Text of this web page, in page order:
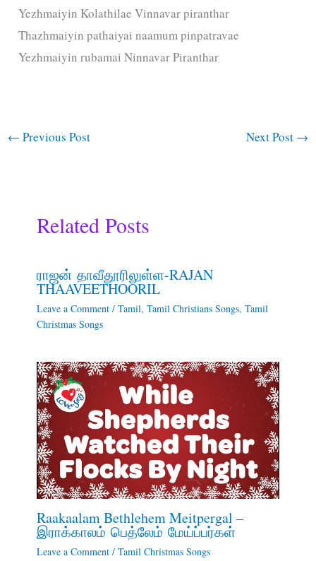
Yezhmaiyin Kolathilae Vinnavar piranthar
Thazhmaiyin pathaiyai naamum pinpatravae
Yezhmaiyin rubamai Ninnavar Piranthar
← Previous Post Next Post →
Related Posts
ராஜன் தாவீதூரிலுள்ள-RAJAN
THAAVEETHOORIL
Leave a Comment / Tamil, Tamil Christians Songs, Tamil
Christmas Songs
Raakaalam Bethlehem Meitpergal –
இராக்காலம் பெத்லேம் மேய்ப்பர்கள்
Leave a Comment / Tamil Christmas Songs